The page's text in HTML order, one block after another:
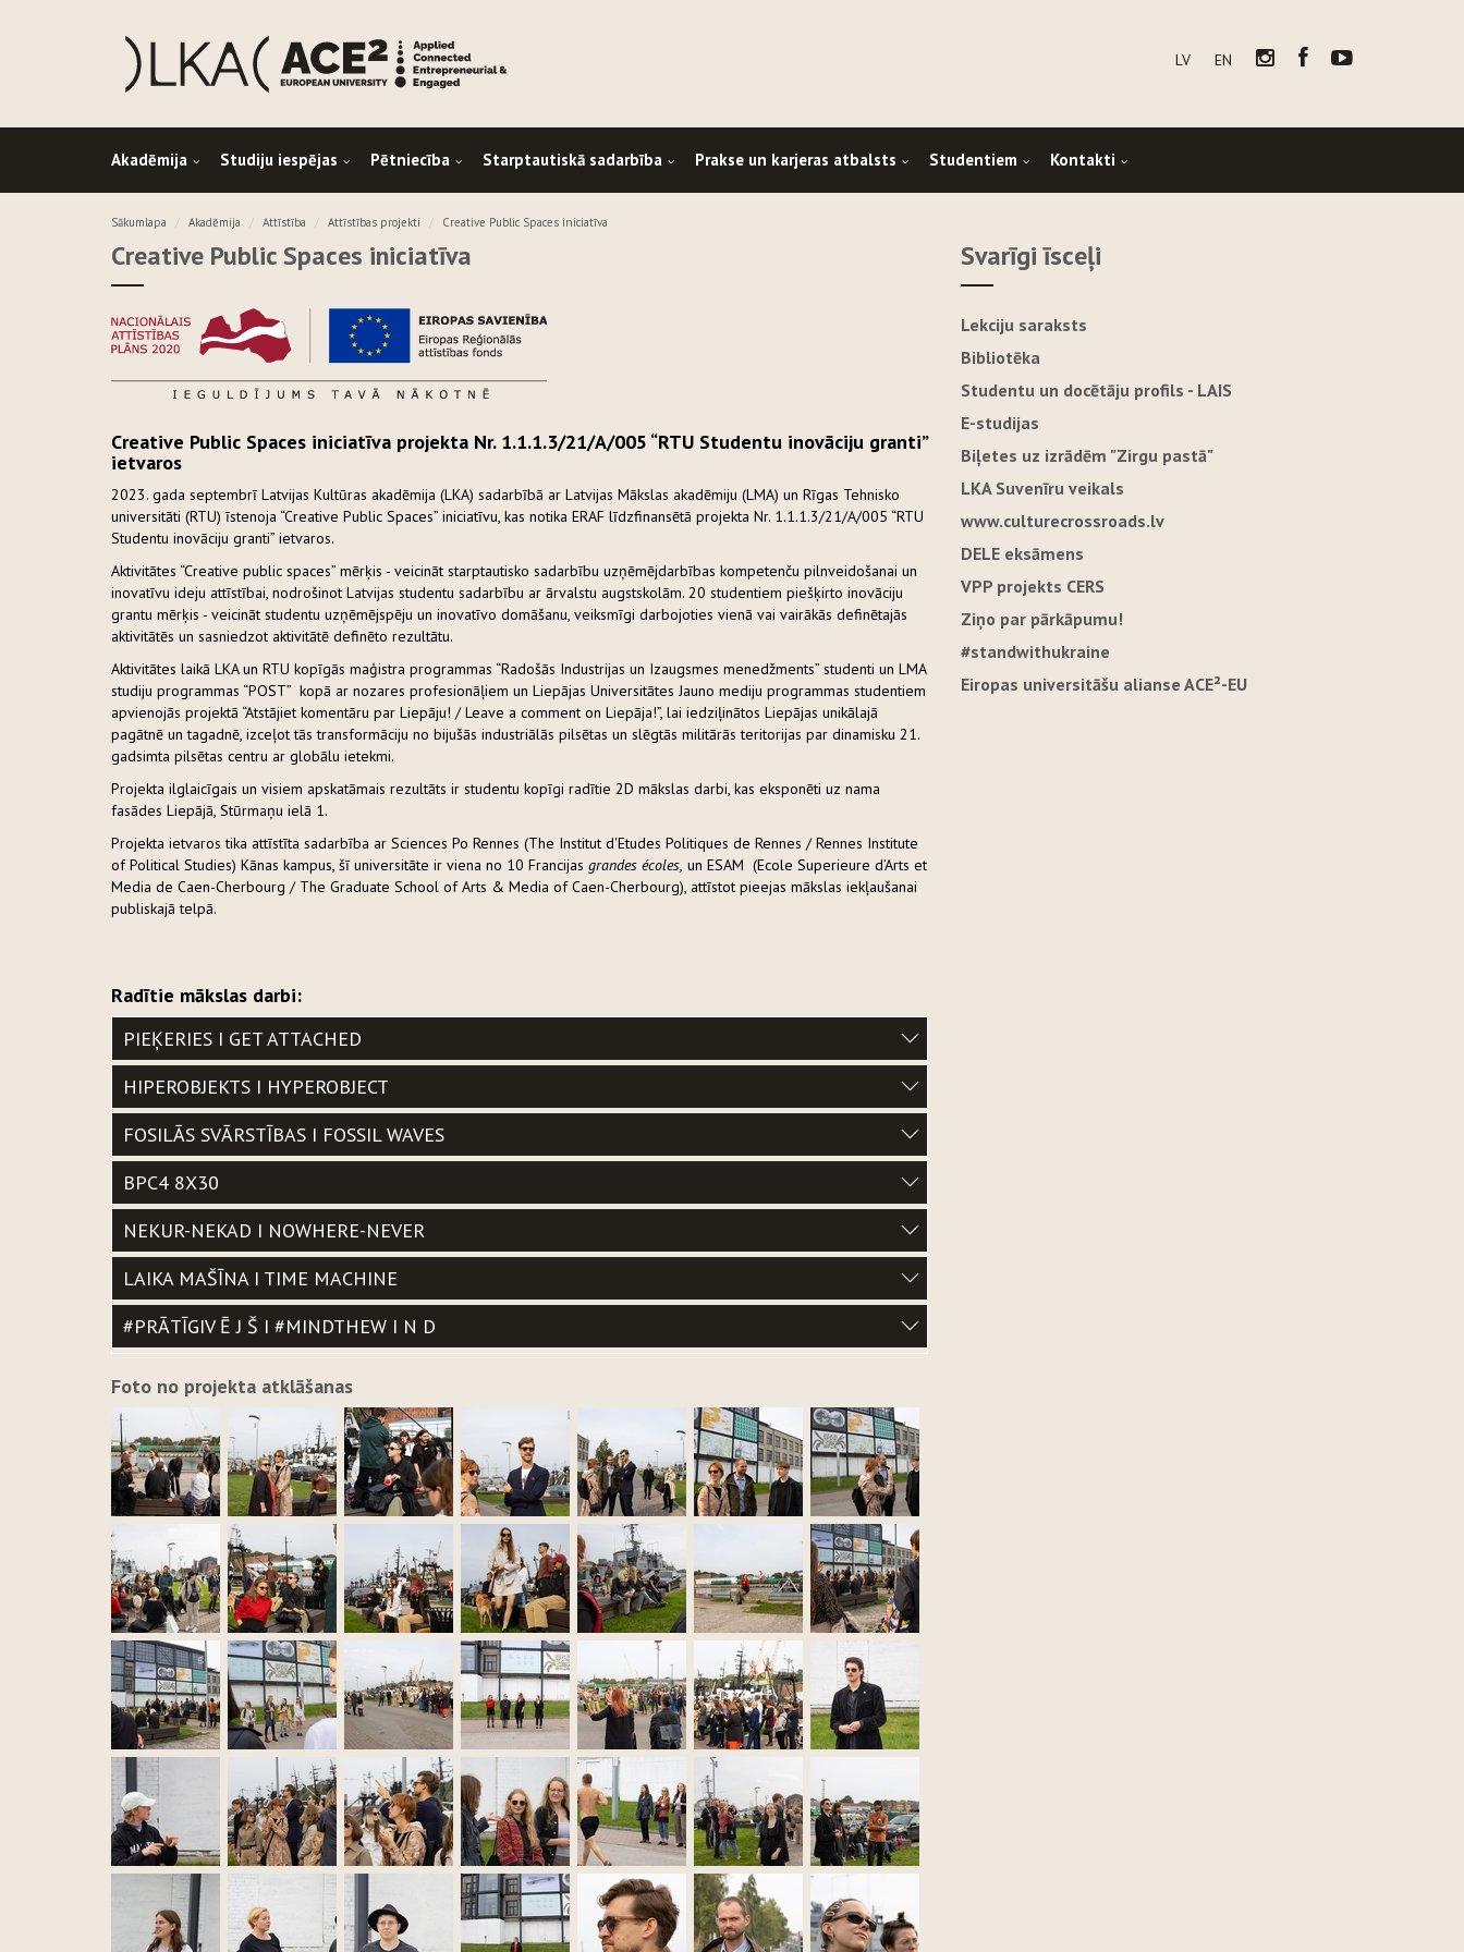
LV EN
Akadēmija Studiju iespējas Pētniecība Starptautiskā sadarbība Prakse un karjeras atbalsts Studentiem Kontakti
Sākumlapa Akadēmija Attīstība Attīstības projekti Creative Public Spaces iniciatīva
Creative Public Spaces iniciatīva
Creative Public Spaces iniciatīva projekta Nr. 1.1.1.3/21/A/005 “RTU Studentu inovāciju granti”
ietvaros
2023. gada septembrī Latvijas Kultūras akadēmija (LKA) sadarbībā ar Latvijas Mākslas akadēmiju (LMA) un Rīgas Tehnisko
universitāti (RTU) īstenoja “Creative Public Spaces” iniciatīvu, kas notika ERAF līdzfinansētā projekta Nr. 1.1.1.3/21/A/005 “RTU
Studentu inovāciju granti” ietvaros.
Aktivitātes “Creative public spaces” mērķis - veicināt starptautisko sadarbību uzņēmējdarbības kompetenču pilnveidošanai un
inovatīvu ideju attīstībai, nodrošinot Latvijas studentu sadarbību ar ārvalstu augstskolām. 20 studentiem piešķirto inovāciju
grantu mērķis - veicināt studentu uzņēmējspēju un inovatīvo domāšanu, veiksmīgi darbojoties vienā vai vairākās definētajās
aktivitātēs un sasniedzot aktivitātē definēto rezultātu.
Aktivitātes laikā LKA un RTU kopīgās maģistra programmas “Radošās Industrijas un Izaugsmes menedžments” studenti un LMA
studiju programmas “POST” kopā ar nozares profesionāļiem un Liepājas Universitātes Jauno mediju programmas studentiem
apvienojās projektā “Atstājiet komentāru par Liepāju! / Leave a comment on Liepāja!”, lai iedziļinātos Liepājas unikālajā
pagātnē un tagadnē, izceļot tās transformāciju no bijušās industriālās pilsētas un slēgtās militārās teritorijas par dinamisku 21.
gadsimta pilsētas centru ar globālu ietekmi.
Projekta ilglaicīgais un visiem apskatāmais rezultāts ir studentu kopīgi radītie 2D mākslas darbi, kas eksponēti uz nama
fasādes Liepājā, Stūrmaņu ielā 1.
Projekta ietvaros tika attīstīta sadarbība ar Sciences Po Rennes (The Institut d'Etudes Politiques de Rennes / Rennes Institute
of Political Studies) Kānas kampus, šī universitāte ir viena no 10 Francijas grandes écoles, un ESAM (Ecole Superieure d’Arts et
Media de Caen-Cherbourg / The Graduate School of Arts & Media of Caen-Cherbourg), attīstot pieejas mākslas iekļaušanai
publiskajā telpā.
Radītie mākslas darbi:
PIEĶERIES I GET ATTACHED
HIPEROBJEKTS I HYPEROBJECT
FOSILĀS SVĀRSTĪBAS I FOSSIL WAVES
BPC4 8X30
NEKUR-NEKAD I NOWHERE-NEVER
LAIKA MAŠĪNA I TIME MACHINE
#PRĀTĪGIV Ē J Š I #MINDTHEW I N D
Foto no projekta atklāšanas
Svarīgi īsceļi
Lekciju saraksts
Bibliotēka
Studentu un docētāju profils - LAIS
E-studijas
Biļetes uz izrādēm "Zirgu pastā"
LKA Suvenīru veikals
www.culturecrossroads.lv
DELE eksāmens
VPP projekts CERS
Ziņo par pārkāpumu!
#standwithukraine
Eiropas universitāšu alianse ACE²-EU